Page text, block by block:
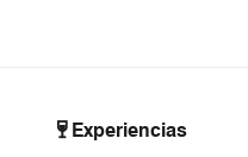
Experiencias